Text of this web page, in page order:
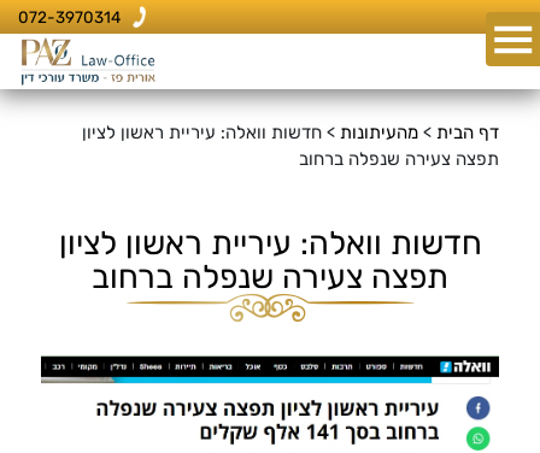
072-3970314
דף הבית> מהעיתונות> חדשות וואלה: עיריית ראשון לציון
תפצה צעירה שנפלה ברחוב
חדשות וואלה: עיריית ראשון לציון
תפצה צעירה שנפלה ברחוב